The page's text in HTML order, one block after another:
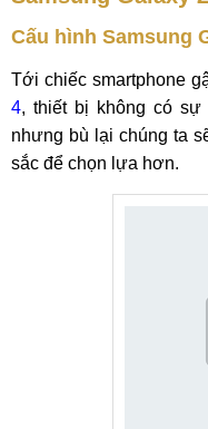
Cấu hình Samsung
Tới chiếc smartphone
4, thiết bị không có sự
nhưng bù lại chúng ta
sắc để chọn lựa hơn.